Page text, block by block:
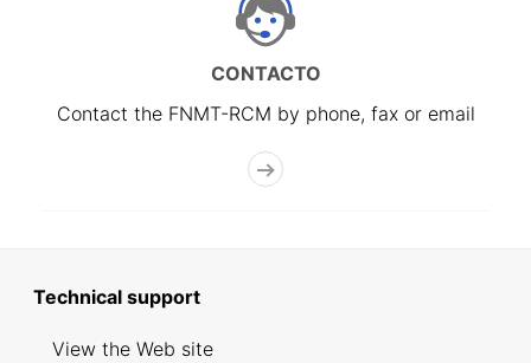
CONTACTO
Contact the FNMT-RCM by phone, fax or email
Technical support
View the Web site